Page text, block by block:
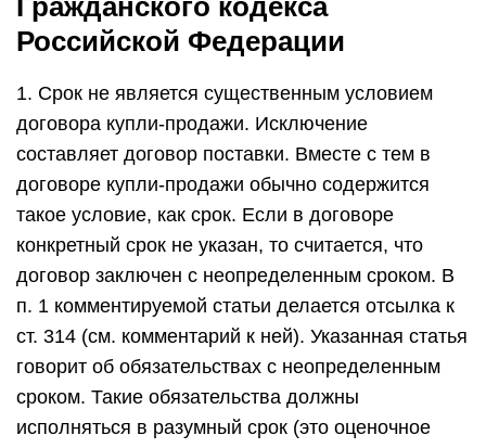
Гражданского кодекса
Российской Федерации
1. Срок не является существенным условием
договора купли-продажи. Исключение
составляет договор поставки. Вместе с тем в
договоре купли-продажи обычно содержится
такое условие, как срок. Если в договоре
конкретный срок не указан, то считается, что
договор заключен с неопределенным сроком. В
п. 1 комментируемой статьи делается отсылка к
ст. 314 (см. комментарий к ней). Указанная статья
говорит об обязательствах с неопределенным
сроком. Такие обязательства должны
исполняться в разумный срок (это оценочное